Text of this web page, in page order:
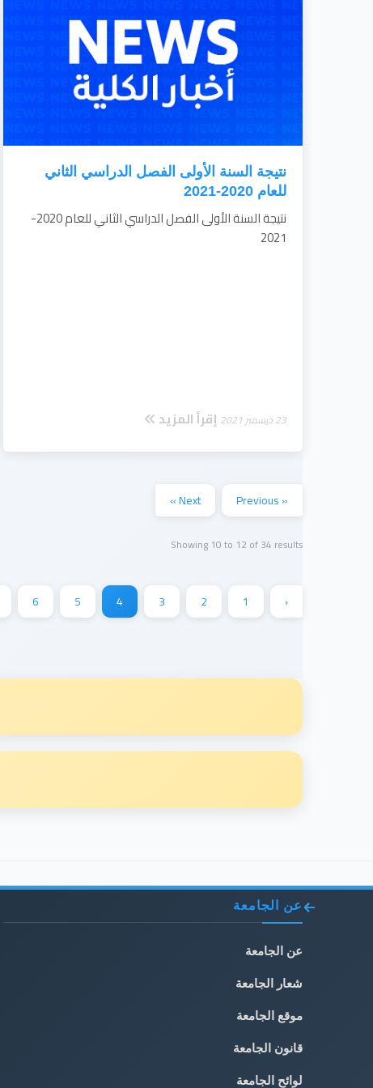
نتيجة السنة الأولى الفصل الدراسي الثاني
للعام 2020-2021
نتيجة السنة الأولى الفصل الدراسي الثاني للعام 2020-
2021
23 ديسمبر 2021 إقرأ المزيد
« Previous
Next »
Showing 10to 12 of34 results
‹
1
2
3
4
5
6
عن الجامعة
عن الجامعة
شعار الجامعة
موقع الجامعة
قانون الجامعة
لوائح الجامعة